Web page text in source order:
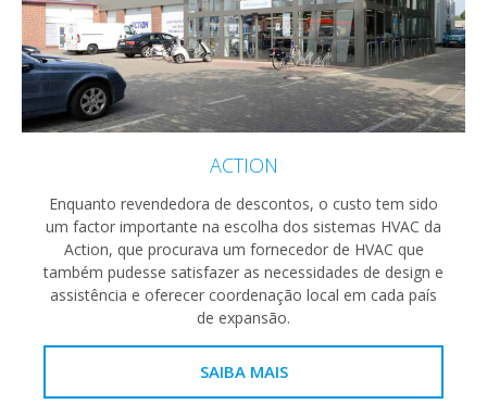
ACTION
Enquanto revendedora de descontos, o custo tem sido
um factor importante na escolha dos sistemas HVAC da
Action, que procurava um fornecedor de HVAC que
também pudesse satisfazer as necessidades de design e
assistência e oferecer coordenação local em cada país
de expansão.
SAIBA MAIS